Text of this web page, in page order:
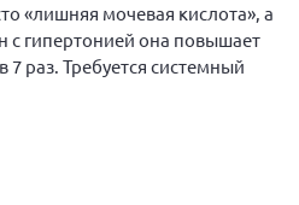
«лишняя мочевая кислота», а
гипертонией она повышает
7 раз. Требуется системный